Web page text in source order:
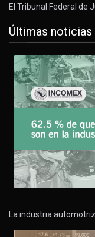
El Tribunal Federal de
Últimas noticias
La industria